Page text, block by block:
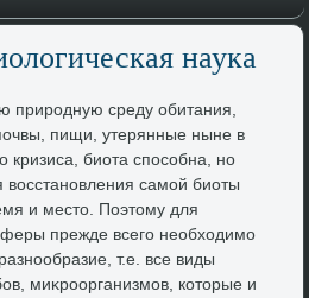
наука
природную среду обитания,
пищи, утерянные ныне в
кризиса, биота способна, но
вοсстановления самой биоты
и местο. Поэтοму для
прежде всего необхοдимо
т.е. все виды
миκроорганизмов, котοрые и